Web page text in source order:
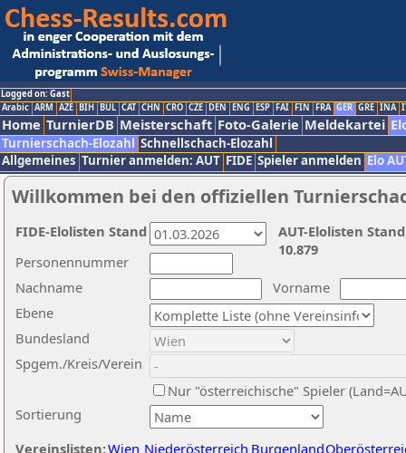
Logged on: Gast
Arabic ARM AZE BIH BUL CAT CHN CRO CZE DEN ENG ESP FAI FIN FRA GER GRE INA
Home TurnierDB Meisterschaft Foto-Galerie Meldekartei
Turnierschach-Elozahl Schnellschach-Elozahl
Allgemeines Turnier anmelden: AUT FIDE Spieler anmelden Elo
Willkommen bei den offiziellen
Nachname
Vorname
Ebene
Sortierung
Personennummer
Bundesland
Spgem./Kreis/Verein
Nur "österreichische" Spieler
Vereinslisten:Wien Niederösterreich Burgenland
AUT-Elolisten
10.879
FIDE-Elolisten Stand